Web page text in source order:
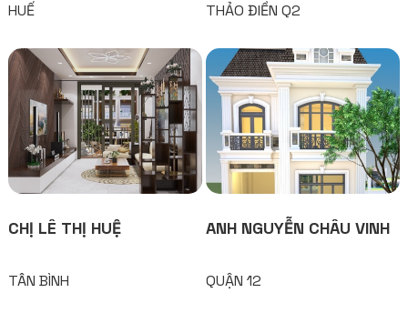
HUẾ THẢO ĐIỀN Q2
CHỊ LÊ THỊ HUỆ
TÂN BÌNH
ANH NGUYỄN CHÂU VINH
QUẬN 12